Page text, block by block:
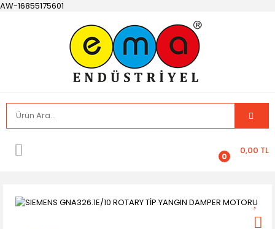
AW-16855175601
0
0,00 TL